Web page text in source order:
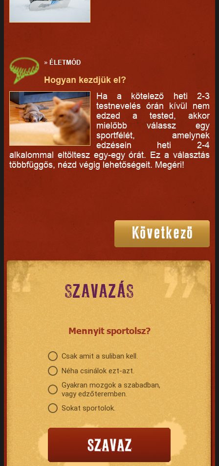
» ÉLETMÓD
Hogyan kezdjük el?
Ha a kötelező heti 2-3
testnevelés órán kívül nem
edzed a tested, akkor
mielőbb válassz egy
sportfélét, amelynek
edzésein heti 2-4
alkalommal eltöltesz egy-egy órát. Ez a választás
többfüggős, nézd végig lehetőségeit. Megéri!
SZAVAZÁS
Mennyit sportolsz?
Csak amit a suliban kell.
Néha csinálok ezt-azt.
Gyakran mozgok a szabadban,
vagy edzőteremben.
Sokat sportolok.